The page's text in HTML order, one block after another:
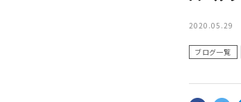
2020.05.29
ブログ一覧